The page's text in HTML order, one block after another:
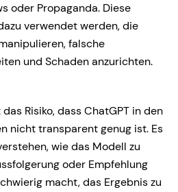
oder Propaganda. Diese
verwendet werden, die
falsche
und Schaden anzurichten.
Risiko, dass ChatGPT in den
nicht transparent genug ist. Es
wie das Modell zu
oder Empfehlung
macht, das Ergebnis zu